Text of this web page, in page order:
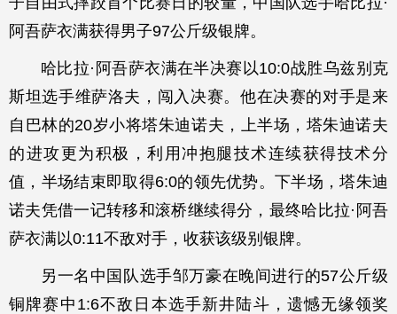
阿吾萨衣满获得男子97公斤级银牌。
哈比拉·阿吾萨衣满在半决赛以10:0战胜乌兹别克
斯坦选手维萨洛夫，闯入决赛。他在决赛的对手是来
自巴林的20岁小将塔朱迪诺夫，上半场，塔朱迪诺夫
的进攻更为积极，利用冲抱腿技术连续获得技术分
值，半场结束即取得6:0的领先优势。下半场，塔朱迪
诺夫凭借一记转移和滚桥继续得分，最终哈比拉·阿吾
萨衣满以0:11不敌对手，收获该级别银牌。
另一名中国队选手邹万豪在晚间进行的57公斤级
铜牌赛中1:6不敌日本选手新井陆斗，遗憾无缘领奖